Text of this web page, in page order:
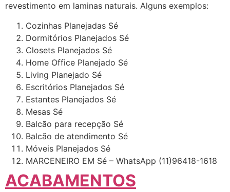
revestimento em laminas naturais. Alguns exemplos:
Cozinhas Planejadas Sé
Dormitórios Planejados Sé
Closets Planejados Sé
Home Office Planejado Sé
Living Planejado Sé
Escritórios Planejados Sé
Estantes Planejados Sé
Mesas Sé
Balcão para recepção Sé
Balcão de atendimento Sé
Móveis Planejados Sé
MARCENEIRO EM Sé – WhatsApp (11)96418-1618
ACABAMENTOS